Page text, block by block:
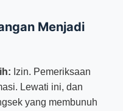
Menjadi
Izin. Pemeriksaan
Lewati ini, dan
yang membunuh